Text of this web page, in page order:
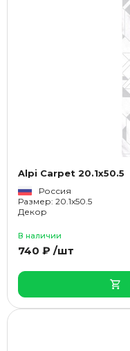
Alpi Carpet 20.1x50.5
Россия
Размер: 20.1x50.5
Декор
В наличии
740 ₽ /шт